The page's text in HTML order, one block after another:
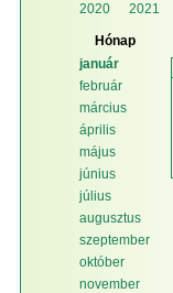
2020
2021
Hónap
január
február
március
április
május
június
július
augusztus
szeptember
október
november